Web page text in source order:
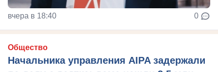
вчера в 18:40 0
Общество
Начальника управления AIPA задержали